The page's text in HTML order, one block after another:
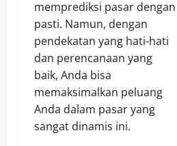
memprediksi pasar dengan
pasti. Namun, dengan
pendekatan yang hati-hati
dan perencanaan yang
baik, Anda bisa
memaksimalkan peluang
Anda dalam pasar yang
sangat dinamis ini.